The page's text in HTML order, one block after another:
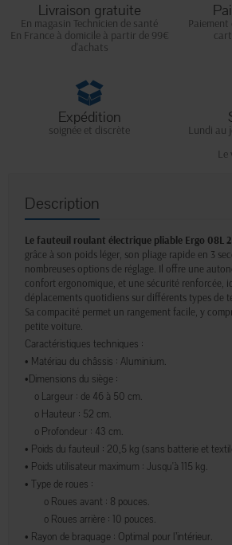
Livraison gratuite
En magasin Technicien de santé
En France à domicile à partir de 99€
d'achats
Expédition
soignée et discrète
Lundi au
Le
Description
Le fauteuil roulant électrique pliable Ergo 08L
grâce à son poids léger, son pliage rapide en 3
nombreuses options de réglage. Il offre une
confort ergonomique, et une sécurité renforcée,
déplacements quotidiens sur différents types de
Sa compacité permet un rangement facile, y
petite voiture.
Caractéristiques techniques :
• Matériau du châssis : Aluminium.
•Dimensions du siège :
o Largeur : de 46 à 50 cm.
o Hauteur : 52 cm.
o Profondeur : 43 cm.
• Poids du fauteuil : 20,5 kg (sans batterie et
• Poids utilisateur maximum : Jusqu'à 115 kg.
• Type de roues :
o Roues avant : 8 pouces.
o Roues arrière : 10 pouces.
• Rayon de braquage : Optimal pour l’intérieur.